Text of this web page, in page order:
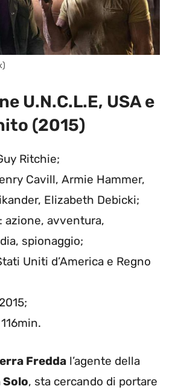
U.N.C.L.E, USA e
(2015)
Ritchie;
Cavill, Armie Hammer,
Elizabeth Debicki;
azione, avventura,
spionaggio;
Uniti d’America e Regno
Fredda l’agente della
Solo, sta cercando di portare